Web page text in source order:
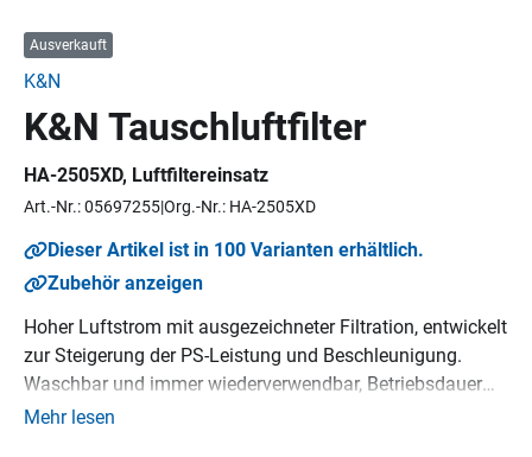
Ausverkauft
K&N
K&N Tauschluftfilter
HA-2505XD, Luftfiltereinsatz
Art.-Nr.: 05697255Org.-Nr.: HA-2505XD
Dieser Artikel ist in 100 Varianten erhältlich.
Zubehör anzeigen
Hoher Luftstrom mit ausgezeichneter Filtration, entwickelt
zur Steigerung der PS-Leistung und Beschleunigung.
Waschbar und immer wiederverwendbar, Betriebsdauer
bis zu 20-40.000 km bevor eine Reinigung erforderlich ist,
Mehr lesen